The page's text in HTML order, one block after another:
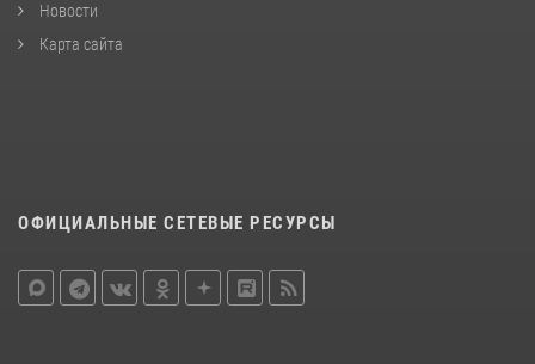
Новости
Карта сайта
ОФИЦИАЛЬНЫЕ СЕТЕВЫЕ РЕСУРСЫ